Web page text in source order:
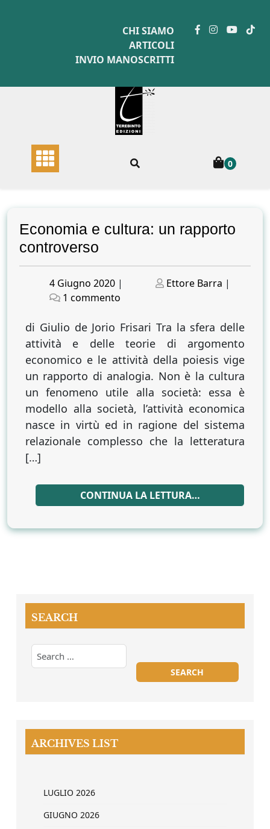
CHI SIAMO
ARTICOLI
INVIO MANOSCRITTI
0
Economia e cultura: un rapporto
controverso
Posted
on
4 Giugno 2020 |
Posted
Ettore Barra |
1 commento
e
cultura:
un
rapporto
controverso
di Giulio de Jorio Frisari Tra la sfera delle
attività e delle teorie di argomento
economico e le attività della poiesis vige
un rapporto di analogia. Non è la cultura
un fenomeno utile alla società: essa è
modello alla società, l’attività economica
nasce in virtù ed in ragione del sistema
relazionale complesso che la letteratura
[…]
CONTINUA LA LETTURA…
SEARCH
ARCHIVES LIST
LUGLIO 2026
GIUGNO 2026